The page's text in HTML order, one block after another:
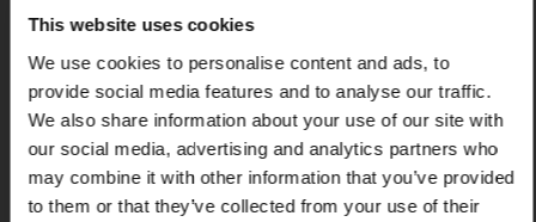
This website uses cookies
We use cookies to personalise content and ads, to
provide social media features and to analyse our traffic.
We also share information about your use of our site with
our social media, advertising and analytics partners who
may combine it with other information that you’ve provided
to them or that they’ve collected from your use of their
Einzelheiten
Mattierter Details und
Oberflächen,
Schraubmechanismus zum
Öffnen des Klingenschutzes.
Abnehmbare Teile
Restehalter deflector;
Auffangteller; Schneidgutplatte
Schleifapparat
Schleifapparat integriert in ein